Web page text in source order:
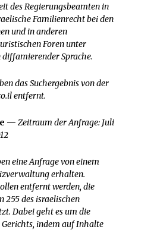
des Regierungsbeamten in
Familienrecht bei den
und in anderen
Foren unter
Sprache.
das Suchergebnis von der
entfernt.
— Zeitraum der Anfrage: Juli
eine Anfrage von einem
erhalten.
entfernt werden, die
255 des israelischen
Dabei geht es um die
indem auf Inhalte